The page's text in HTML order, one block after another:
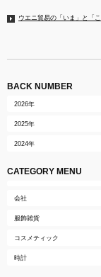
ウエニ貿易の「いま」と「
BACK NUMBER
2026年
2025年
2024年
CATEGORY MENU
会社
服飾雑貨
コスメティック
時計